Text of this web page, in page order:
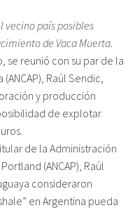
vecino país posibles
de Vaca Muerta.
se reunió con su par de la
Raúl Sendic,
y producción
de explotar
de la Administración
(ANCAP), Raúl
consideraron
en Argentina pueda